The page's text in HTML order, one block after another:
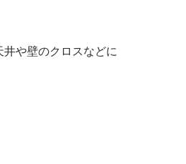
や壁のクロスなどに